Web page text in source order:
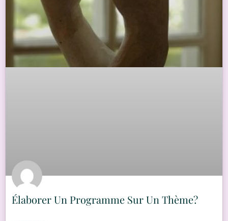
Élaborer Un Programme Sur Un Thème?